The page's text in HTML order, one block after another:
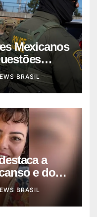
Mexicanos
BRASIL
a
e do
BRASIL